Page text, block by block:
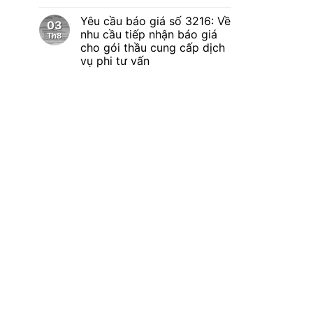
03
Th8
Yêu cầu báo giá số 3216: Về
nhu cầu tiếp nhận báo giá
cho gói thầu cung cấp dịch
vụ phi tư vấn